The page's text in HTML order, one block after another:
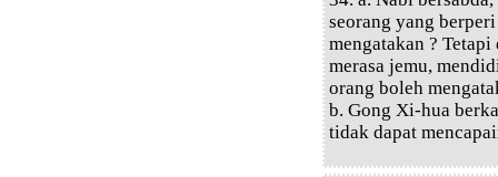
seorang yang
mengatakan ?
merasa jemu,
orang boleh
b. Gong Xi-hua
tidak dapat